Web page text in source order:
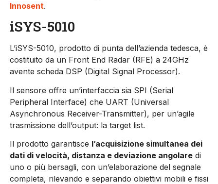
Innosent.
iSYS-5010
L’iSYS-5010, prodotto di punta dell’azienda tedesca, è
costituito da un Front End Radar (RFE) a 24GHz
avente scheda DSP (Digital Signal Processor).
Il sensore offre un’interfaccia sia SPI (Serial
Peripheral Interface) che UART (Universal
Asynchronous Receiver-Transmitter), per un’agile
trasmissione dell’output: la target list.
Il prodotto garantisce l’acquisizione simultanea dei
dati di velocità, distanza e deviazione angolare di
uno o più bersagli, con un’elaborazione del segnale
completa, rilevando e separando obiettivi mobili e fissi